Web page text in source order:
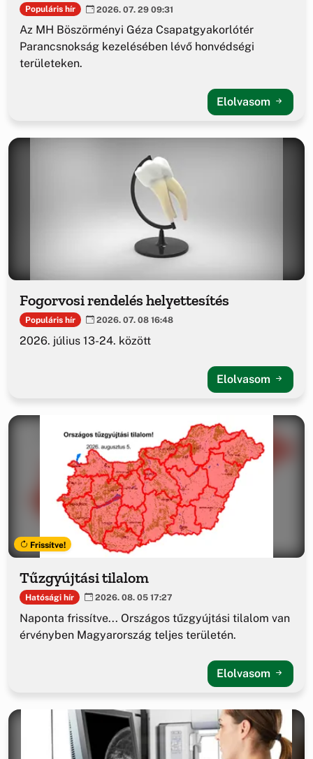
Populáris hír 2026. 07. 29 09:31
Az MH Böszörményi Géza Csapatgyakorlótér
Parancsnokság kezelésében lévő honvédségi
területeken.
Elolvasom
Fogorvosi rendelés helyettesítés
Populáris hír 2026. 07. 08 16:48
2026. július 13-24. között
Elolvasom
Frissítve!
Tűzgyújtási tilalom
Hatósági hír 2026. 08. 05 17:27
Naponta frissítve... Országos tűzgyújtási tilalom van
érvényben Magyarország teljes területén.
Elolvasom